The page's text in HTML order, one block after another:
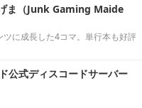
ま（Junk Gaming Maide
に成長した4コマ。単行本も好評
公式ディスコードサーバー